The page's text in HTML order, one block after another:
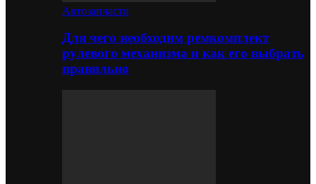
Автозапчасти
Для чего необходим ремкомплект
рулевого механизма и как его выбрать
правильно